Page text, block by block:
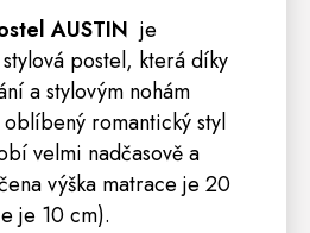
AUSTIN je
postel, která díky
a stylovým nohám
romantický styl
velmi nadčasově a
výška matrace je 20
je 10 cm).